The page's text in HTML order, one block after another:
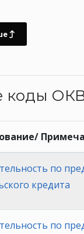
коды
по
кредита
по